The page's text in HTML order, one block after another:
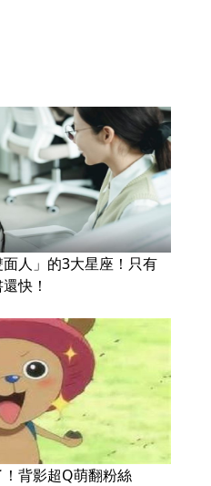
人」的3大星座！只有
快！
！背影超Q萌翻粉絲